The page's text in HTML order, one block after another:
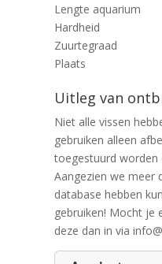
Lengte aquarium
Hardheid
Zuurtegraad
Plaats
Uitleg van
Niet alle vissen
gebruiken alleen
toegestuurd worden
Aangezien we meer
database hebben
gebruiken! Mocht je
deze dan in via